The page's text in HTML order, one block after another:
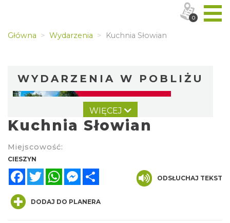
Główna Wydarzenia Kuchnia Słowian
WYDARZENIA W POBLIŻU
Cieszyn
2026-08-09
0.00 km
WIĘCEJ
Kuchnia Słowian
Miejscowość:
CIESZYN
FacebookTwitterWhatsAppMessenger
ODSŁUCHAJ TEKST
DODAJ DO PLANERA
0